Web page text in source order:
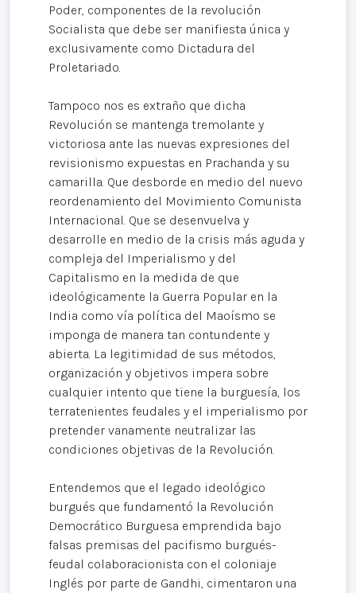
Poder, componentes de la revolución
Socialista que debe ser manifiesta única y
exclusivamente como Dictadura del
Proletariado.
Tampoco nos es extraño que dicha
Revolución se mantenga tremolante y
victoriosa ante las nuevas expresiones del
revisionismo expuestas en Prachanda y su
camarilla. Que desborde en medio del nuevo
reordenamiento del Movimiento Comunista
Internacional. Que se desenvuelva y
desarrolle en medio de la crisis más aguda y
compleja del Imperialismo y del
Capitalismo en la medida de que
ideológicamente la Guerra Popular en la
India como vía política del Maoísmo se
imponga de manera tan contundente y
abierta. La legitimidad de sus métodos,
organización y objetivos impera sobre
cualquier intento que tiene la burguesía, los
terratenientes feudales y el imperialismo por
pretender vanamente neutralizar las
condiciones objetivas de la Revolución.
Entendemos que el legado ideológico
burgués que fundamentó la Revolución
Democrático Burguesa emprendida bajo
falsas premisas del pacifismo burgués-
feudal colaboracionista con el coloniaje
Inglés por parte de Gandhi, cimentaron una